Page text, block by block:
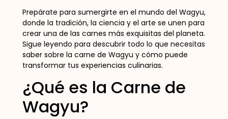
Prepárate para sumergirte en el mundo del Wagyu,
donde la tradición, la ciencia y el arte se unen para
crear una de las carnes más exquisitas del planeta.
Sigue leyendo para descubrir todo lo que necesitas
saber sobre la carne de Wagyu y cómo puede
transformar tus experiencias culinarias.
¿Qué es la Carne de
Wagyu?